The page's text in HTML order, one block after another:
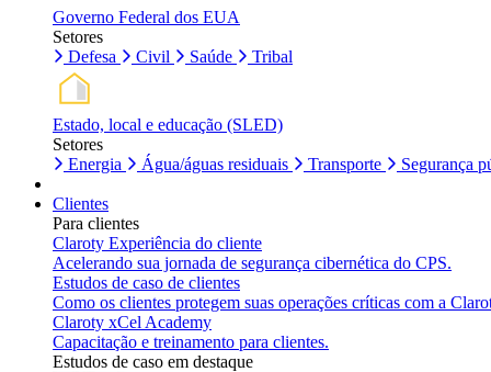
Governo Federal dos EUA
Setores
Defesa
Civil Saúde Tribal
Estado, local e educação (SLED)
Setores
Energia
Água/águas residuais Transporte Segurança
Clientes
Para clientes
Claroty Experiência do cliente
Acelerando sua jornada de segurança cibernética do CPS.
Estudos de caso de clientes
Como os clientes protegem suas operações críticas com a
Claroty xCel Academy
Capacitação e treinamento para clientes.
Estudos de caso em destaque